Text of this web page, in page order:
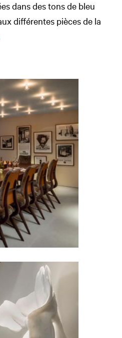
dans des tons de bleu
différentes pièces de la